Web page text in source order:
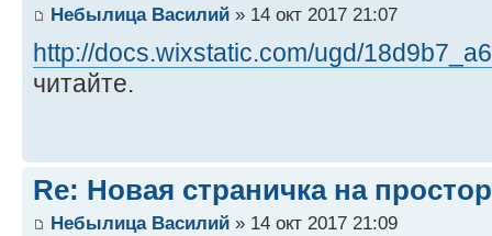
Небылица Василий » 14 окт 2017 21:07
http://docs.wixstatic.com/ugd/
читайте.
Re: Новая страничка на
Небылица Василий » 14 окт 2017 21:09